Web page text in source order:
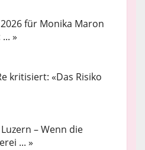
für Monika Maron
»
kritisiert: «Das Risiko
– Wenn die
... »